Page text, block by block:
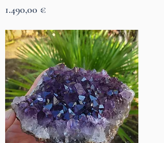
Preis
1.490,00 €